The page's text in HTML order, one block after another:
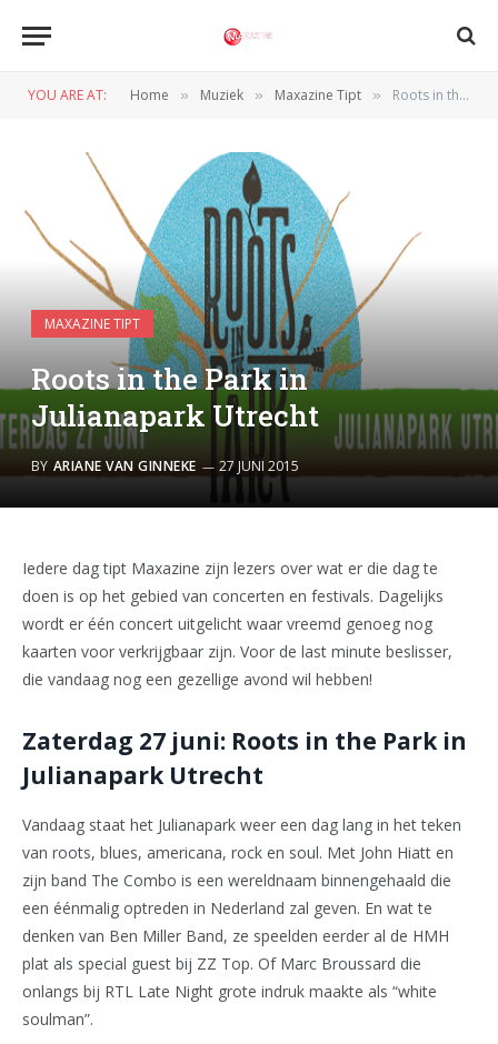
YOU ARE AT: Home » Muziek » Maxazine Tipt » Roots in the Park in Julianapark Utrecht
MAXAZINE TIPT
Roots in the Park in
Julianapark Utrecht
BY ARIANE VAN GINNEKE 27 JUNI 2015
Iedere dag tipt Maxazine zijn lezers over wat er die dag te
doen is op het gebied van concerten en festivals. Dagelijks
wordt er één concert uitgelicht waar vreemd genoeg nog
kaarten voor verkrijgbaar zijn. Voor de last minute beslisser,
die vandaag nog een gezellige avond wil hebben!
Zaterdag 27 juni: Roots in the Park in
Julianapark Utrecht
Vandaag staat het Julianapark weer een dag lang in het teken
van roots, blues, americana, rock en soul. Met John Hiatt en
zijn band The Combo is een wereldnaam binnengehaald die
een éénmalig optreden in Nederland zal geven. En wat te
denken van Ben Miller Band, ze speelden eerder al de HMH
plat als special guest bij ZZ Top. Of Marc Broussard die
onlangs bij RTL Late Night grote indruk maakte als “white
soulman”.